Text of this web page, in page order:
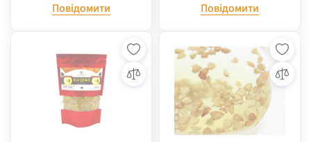
Повідомити Повідомити